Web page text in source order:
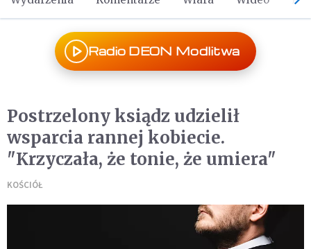
Radio DEON Modlitwa
Postrzelony ksiądz udzielił
wsparcia rannej kobiecie.
"Krzyczała, że ​​tonie, że umiera"
KOŚCIÓŁ